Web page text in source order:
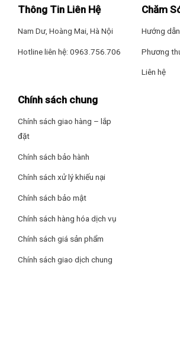
Kính LowE được phủ một lớp màng hợp
ổn định và tiết kiệm điện năng tiêu thụ
Thông Tin Liên Hệ
Nam Dư, Hoàng Mai, Hà Nội
Hotline liên hệ: 0963.756.706
Chăm
Hướng
Phương
Liên hệ
Chính sách chung
Chính sách giao hàng – lắp
đặt
Chính sách bảo hành
Chính sách xử lý khiếu nại
Chính sách bảo mật
Chính sách hàng hóa dịch vụ
Chính sách giá sản phẩm
Chính sách giao dịch chung